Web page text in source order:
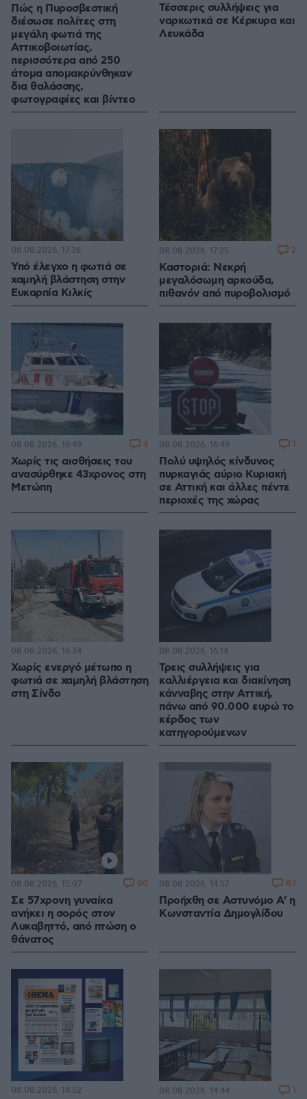
Πώς η Πυροσβεστική
διέσωσε πολίτες στη
μεγάλη φωτιά της
Αττικοβοιωτίας,
περισσότερα από 250
άτομα απομακρύνθηκαν
δια θαλάσσης,
φωτογραφίες και βίντεο
Τέσσερις συλλήψεις για
ναρκωτικά σε Κέρκυρα και
Λευκάδα
Υπό έλεγχο η φωτιά σε
χαμηλή βλάστηση στην
Ευκαρπία Κιλκίς
08.08.2026, 17:36
Καστοριά: Νεκρή
μεγαλόσωμη αρκούδα,
πιθανόν από πυροβολισμό
08.08.2026, 17:25 2
Χωρίς τις αισθήσεις του
ανασύρθηκε 43χρονος στη
Μετώπη
08.08.2026, 16:49 4
Πολύ υψηλός κίνδυνος
πυρκαγιάς αύριο Κυριακή
σε Αττική και άλλες πέντε
περιοχές της χώρας
08.08.2026, 16:49 1
Χωρίς ενεργό μέτωπο η
φωτιά σε χαμηλή βλάστηση
στη Σίνδο
08.08.2026, 16:34
Τρεις συλλήψεις για
καλλιέργεια και διακίνηση
κάνναβης στην Αττική,
πάνω από 90.000 ευρώ το
κέρδος των
κατηγορούμενων
08.08.2026, 16:14
Σε 57χρονη γυναίκα
ανήκει η σορός στον
Λυκαβηττό, από πτώση ο
θάνατος
08.08.2026, 15:07 80
Προήχθη σε Αστυνόμο Α' η
Κωνσταντία Δημογλίδου
08.08.2026, 14:57 83
08.08.2026, 14:52 08.08.2026, 14:44 1